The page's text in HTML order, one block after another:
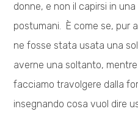
donne, e non il capirsi in
postumani. È come se, pur
ne fosse stata usata una
averne una soltanto,
facciamo travolgere dalla
insegnando cosa vuol dire